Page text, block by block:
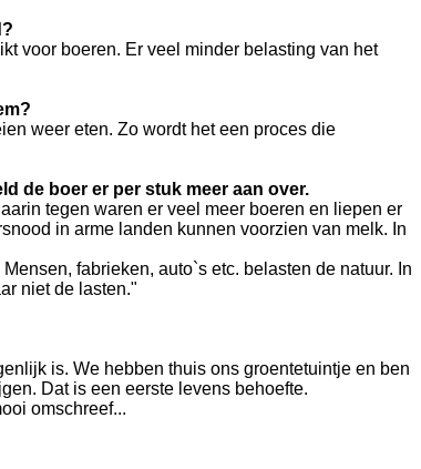
voor boeren. Er veel minder belasting van het
weer eten. Zo wordt het een proces die
de boer er per stuk meer aan over.
tegen waren er veel meer boeren en liepen er
in arme landen kunnen voorzien van melk. In
fabrieken, auto`s etc. belasten de natuur. In
niet de lasten."
is. We hebben thuis ons groentetuintje en ben
Dat is een eerste levens behoefte.
omschreef...